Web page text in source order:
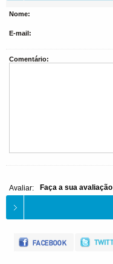
Nome:
E-mail:
Comentário:
Avaliar: Faça a sua avaliação